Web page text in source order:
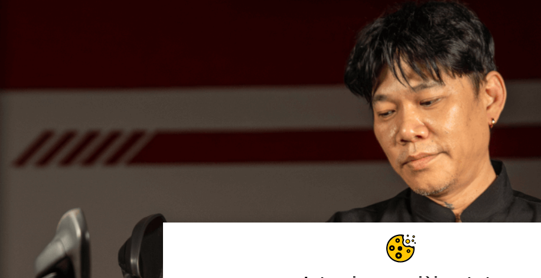
Una celebrazione di arte, libertà ed espressione personale, dedicata ai sognatori, ai rider e a chi